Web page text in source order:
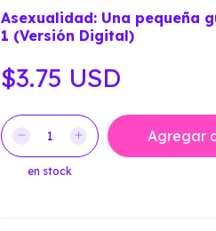
Asexualidad: Una pequeña
1 (Versión Digital)
$3.75 USD
en stock